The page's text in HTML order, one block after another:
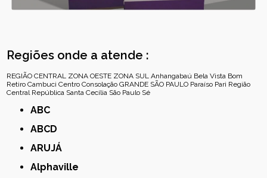
Regiões onde a atende :
REGIÃO CENTRAL ZONA OESTE ZONA SUL Anhangabaú Bela Vista Bom
Retiro Cambuci Centro Consolação GRANDE SÃO PAULO Paraíso Pari Região
Central República Santa Cecília São Paulo Sé
ABC
ABCD
ARUJÁ
Alphaville